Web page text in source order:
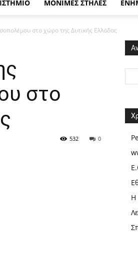
ΜΟΝΙΜΕΣ ΣΤΗΛΕΣ
στο χώρο της Δυτικής Ελλάδας
στο
0
532
Η